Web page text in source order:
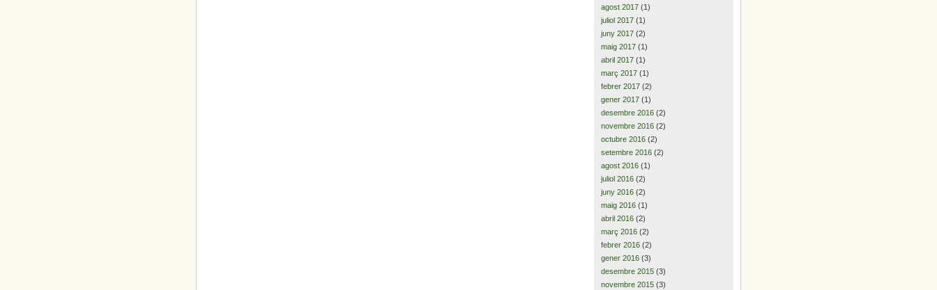
agost 2017 (1)
juliol 2017 (1)
juny 2017 (2)
maig 2017 (1)
abril 2017 (1)
març 2017 (1)
febrer 2017 (2)
gener 2017 (1)
desembre 2016 (2)
novembre 2016 (2)
octubre 2016 (2)
setembre 2016 (2)
agost 2016 (1)
juliol 2016 (2)
juny 2016 (2)
maig 2016 (1)
abril 2016 (2)
març 2016 (2)
febrer 2016 (2)
gener 2016 (3)
desembre 2015 (3)
novembre 2015 (3)